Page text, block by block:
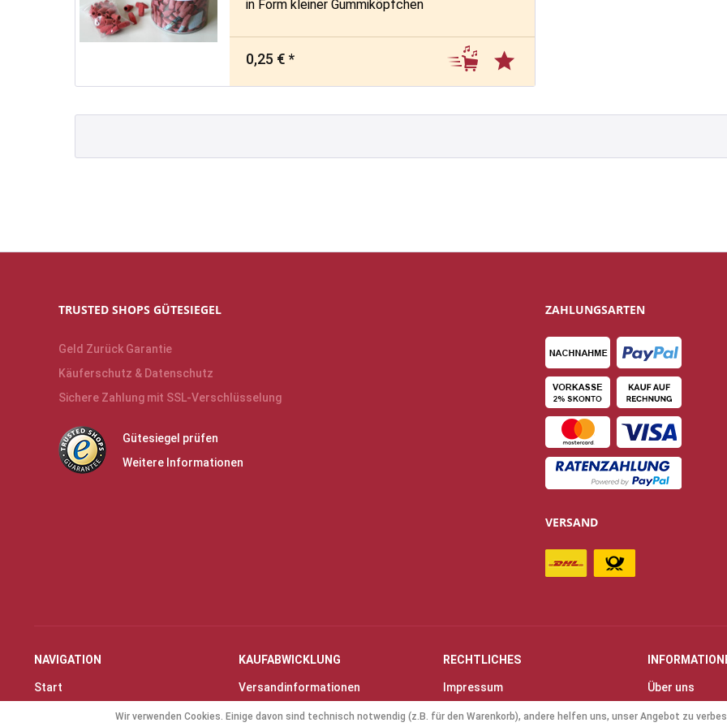
in Form kleiner Gummiköpfchen
0,25 € *
TRUSTED SHOPS GÜTESIEGEL
Geld Zurück Garantie
Käuferschutz & Datenschutz
Sichere Zahlung mit SSL-Verschlüsselung
Gütesiegel prüfen
Weitere Informationen
ZAHLUNGSARTEN
VERSAND
NAVIGATION
Start
Instrumente & Zubehör
KAUFABWICKLUNG
Versandinformationen
Zahlungsarten
Widerrufsrecht
RECHTLICHES
Impressum
Allgemeine Geschäftsbedingungen
(AGB)
Über uns
Kontakt
Anfahrt &
Wir verwenden Cookies. Einige davon sind technisch notwendig (z.B. für den Warenkorb), andere helfen uns, unser Angebot zu